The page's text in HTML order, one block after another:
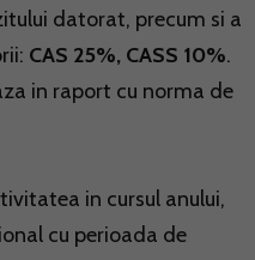
datorat, precum si a
CAS 25%, CASS 10%.
in raport cu norma de
in cursul anului,
cu perioada de